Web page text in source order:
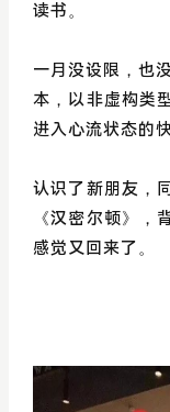
读书。
一月没设限，也
本，以非虚构类
进入心流状态的快
认识了新朋友，同
《汉密尔顿》，
感觉又回来了。